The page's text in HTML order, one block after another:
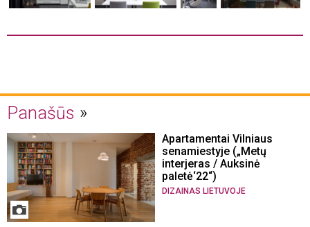
Panašūs
Apartamentai Vilniaus
senamiestyje („Metų
interjeras / Auksinė
paletė‘22“)
DIZAINAS LIETUVOJE